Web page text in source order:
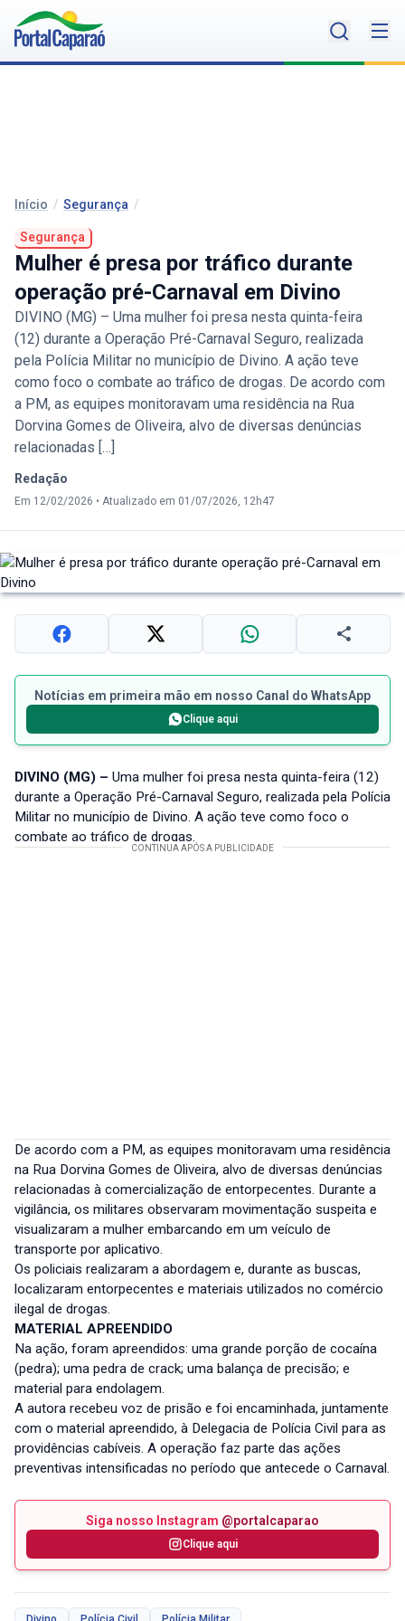
Início / Segurança /
Segurança
Mulher é presa por tráfico durante
operação pré-Carnaval em Divino
DIVINO (MG) – Uma mulher foi presa nesta quinta-feira
(12) durante a Operação Pré-Carnaval Seguro, realizada
pela Polícia Militar no município de Divino. A ação teve
como foco o combate ao tráfico de drogas. De acordo com
a PM, as equipes monitoravam uma residência na Rua
Dorvina Gomes de Oliveira, alvo de diversas denúncias
relacionadas […]
Redação
Em 12/02/2026 • Atualizado em 01/07/2026, 12h47
Notícias em primeira mão em nosso Canal do WhatsApp
Clique aqui
DIVINO (MG) – Uma mulher foi presa nesta quinta-feira (12)
durante a Operação Pré-Carnaval Seguro, realizada pela Polícia
Militar no município de Divino. A ação teve como foco o
combate ao tráfico de drogas.
De acordo com a PM, as equipes monitoravam uma residência
na Rua Dorvina Gomes de Oliveira, alvo de diversas denúncias
relacionadas à comercialização de entorpecentes. Durante a
vigilância, os militares observaram movimentação suspeita e
visualizaram a mulher embarcando em um veículo de
transporte por aplicativo.
Os policiais realizaram a abordagem e, durante as buscas,
localizaram entorpecentes e materiais utilizados no comércio
ilegal de drogas.
MATERIAL APREENDIDO
Na ação, foram apreendidos: uma grande porção de cocaína
(pedra); uma pedra de crack; uma balança de precisão; e
material para endolagem.
A autora recebeu voz de prisão e foi encaminhada, juntamente
com o material apreendido, à Delegacia de Polícia Civil para as
providências cabíveis. A operação faz parte das ações
preventivas intensificadas no período que antecede o Carnaval.
Siga nosso Instagram @portalcaparao
Clique aqui